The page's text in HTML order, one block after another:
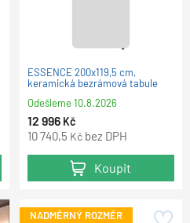
ESSENCE 200x119,5 cm,
keramická bezrámová tabule
Odešleme10.8.2026
12 996 Kč
10 740,5 Kč bez DPH
Koupit
NADMĚRNÝ ROZMĚR